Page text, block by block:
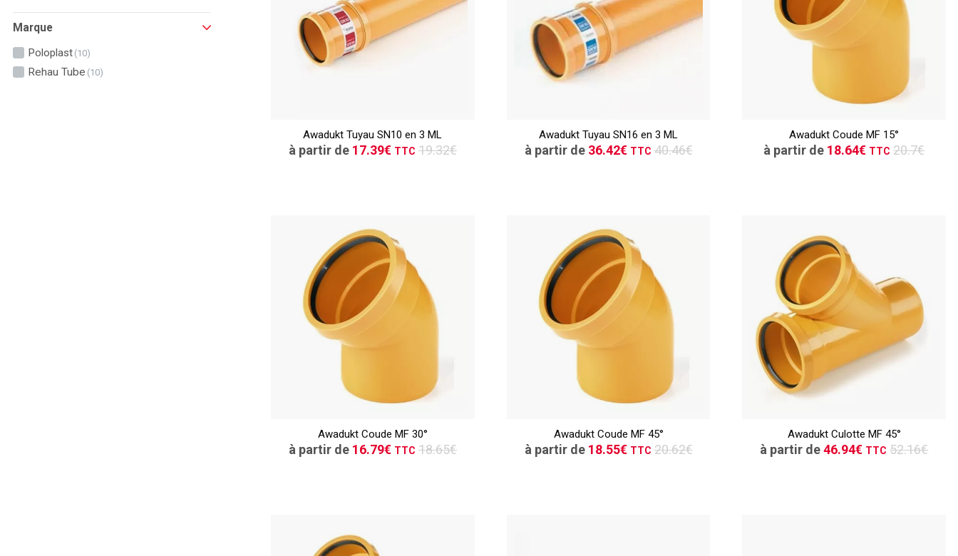
Marque
Poloplast (10)
Rehau Tube (10)
TTC
Awadukt Tuyau SN10 en 3 ML
à partir de 17.39€ TTC 19.32€
Demande de devis
TTC
Awadukt Tuyau SN16 en 3 ML
à partir de 36.42€ TTC 40.46€
Demande de devis
Awadukt Coude MF 15°
à partir de 18.64€ TTC 20.7€
Demande de devis
TTC
Awadukt Coude MF 30°
à partir de 16.79€ TTC 18.65€
Demande de devis
TTC
Awadukt Coude MF 45°
à partir de 18.55€ TTC 20.62€
Demande de devis
Awadukt Culotte MF 45°
à partir de46.94€ TTC 52.16€
Demande de devis